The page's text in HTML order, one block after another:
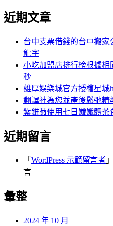
近期文章
台中支票借錢的台中搬家
龍字
小吃加盟店排行榜根據相
秒
雄厚娛樂城官方授權星城
翻譯社為您並產後鬆弛精
紫錐菊使用七日孅孅體茶
近期留言
「 WordPress 示範留言者
言
彙整
2024 年 10 月